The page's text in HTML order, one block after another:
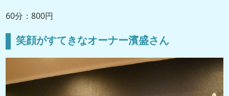
60分：800円
笑顔がすてきなオーナー濱盛さん